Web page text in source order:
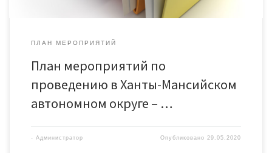
ПЛАН МЕРОПРИЯТИЙ
План мероприятий по
проведению в Ханты-Мансийском
автономном округе – …
- Администратор Опубликовано29.05.2020